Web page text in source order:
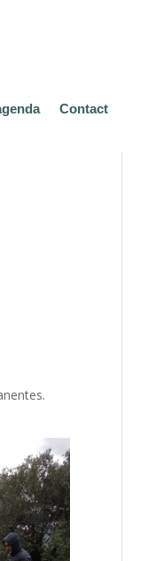
Contact